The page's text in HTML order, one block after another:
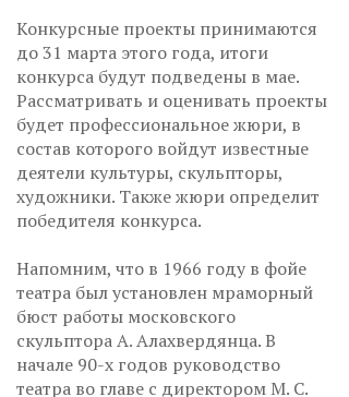
Конкурсные проекты принимаются
до 31 марта этого года, итоги
конкурса будут подведены в мае.
Рассматривать и оценивать проекты
будет профессиональное жюри, в
состав которого войдут известные
деятели культуры, скульпторы,
художники. Также жюри определит
победителя конкурса.
Напомним, что в 1966 году в фойе
театра был установлен мраморный
бюст работы московского
скульптора А. Алахвердянца. В
начале 90-х годов руководство
театра во главе с директором М. С.